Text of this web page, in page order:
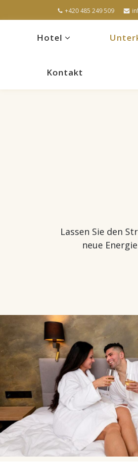
+420 485 249 509
Hotel
Kontakt
Lassen Sie den
neue